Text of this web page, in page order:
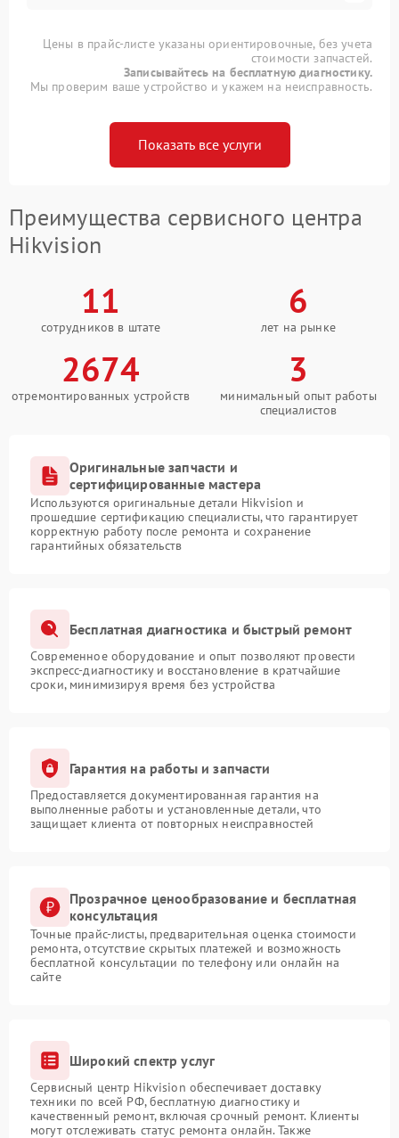
Цены в прайс-листе указаны ориентировочные, без учета
стоимости запчастей.
Записывайтесь на бесплатную диагностику.
Мы проверим ваше устройство и укажем на неисправность.
Показать все услуги
Преимущества сервисного центра
Hikvision
11
сотрудников в штате
6
лет на рынке
2674
отремонтированных устройств
3
минимальный опыт работы
специалистов
Оригинальные запчасти и
сертифицированные мастера
Используются оригинальные детали Hikvision и
прошедшие сертификацию специалисты, что гарантирует
корректную работу после ремонта и сохранение
гарантийных обязательств
Бесплатная диагностика и быстрый ремонт
Современное оборудование и опыт позволяют провести
экспресс-диагностику и восстановление в кратчайшие
сроки, минимизируя время без устройства
Гарантия на работы и запчасти
Предоставляется документированная гарантия на
выполненные работы и установленные детали, что
защищает клиента от повторных неисправностей
Прозрачное ценообразование и бесплатная
консультация
Точные прайс-листы, предварительная оценка стоимости
ремонта, отсутствие скрытых платежей и возможность
бесплатной консультации по телефону или онлайн на
сайте
Широкий спектр услуг
Сервисный центр Hikvision обеспечивает доставку
техники по всей РФ, бесплатную диагностику и
качественный ремонт, включая срочный ремонт. Клиенты
могут отслеживать статус ремонта онлайн. Также